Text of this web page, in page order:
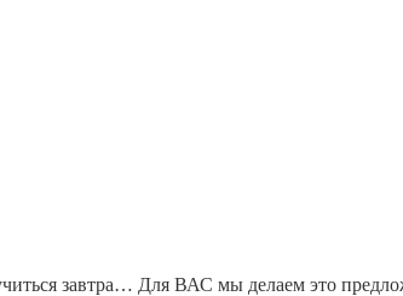
завтра… Для ВАС мы делаем это